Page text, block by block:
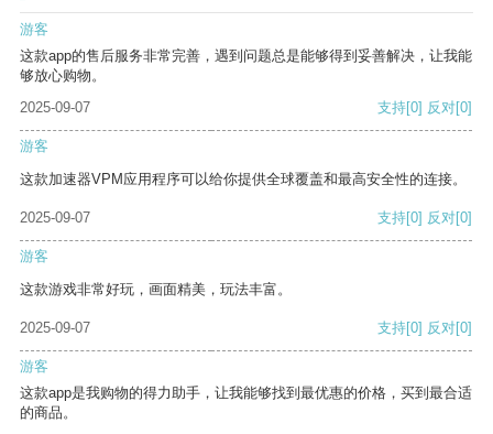
游客
这款app的售后服务非常完善，遇到问题总是能够得到妥善解决，让我能
够放心购物。
2025-09-07
支持[0] 反对[0]
游客
这款加速器VPM应用程序可以给你提供全球覆盖和最高安全性的连接。
2025-09-07 支持[0] 反对[0]
游客
这款游戏非常好玩，画面精美，玩法丰富。
2025-09-07 支持[0] 反对[0]
游客
这款app是我购物的得力助手，让我能够找到最优惠的价格，买到最合适
的商品。